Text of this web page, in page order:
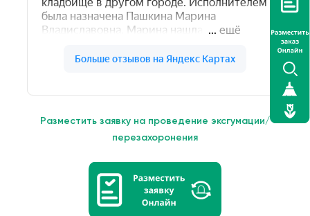
Разместить заявку на проведение эксгумации/
перезахоронения